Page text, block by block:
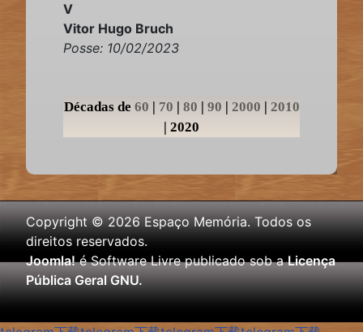
V
Vitor Hugo Bruch
Posse: 10/02/2023
Décadas de 60 70 80 90 2000
2010
2020
Copyright © 2026 Espaço Memória. Todos os
direitos reservados.
Joomla!é Software Livre publicado sob aLicença
Pública Geral GNU.